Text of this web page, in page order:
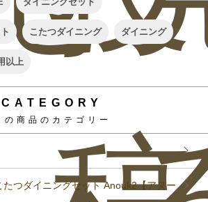
こたつダイニング ダイニング
以上
CATEGORY
の商品のカテゴリー
つダイニングセット Anouk2【アヌー